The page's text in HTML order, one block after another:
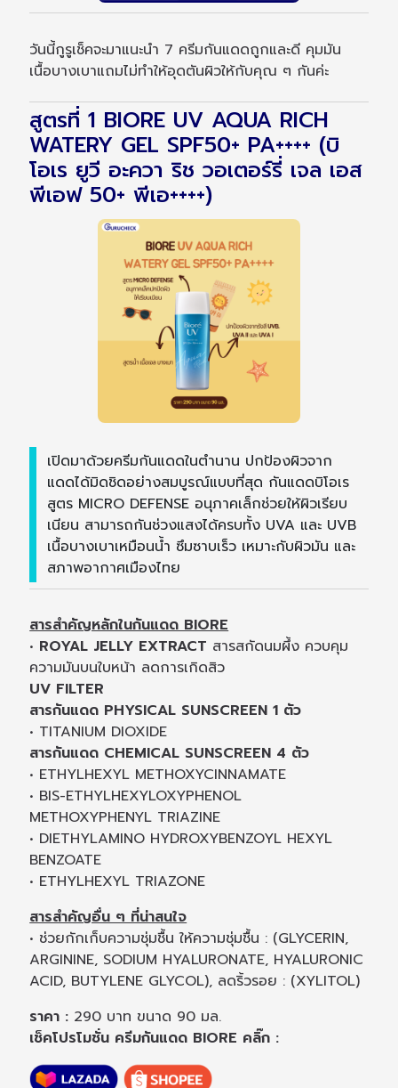
วันนี้กูรูเช็คจะมาแนะนำ 7 ครีมกันแดดถูกและดี คุมมัน
เนื้อบางเบาแถมไม่ทำให้อุดตันผิวให้กับคุณ ๆ กันค่ะ
สูตรที่ 1 BIORE UV AQUA RICH
WATERY GEL SPF50+ PA++++ (บิ
โอเร ยูวี อะควา ริช วอเตอร์รี่ เจล เอส
พีเอฟ 50+ พีเอ++++)
เปิดมาด้วยครีมกันแดดในตำนาน ปกป้องผิวจาก
แดดได้มิดชิดอย่างสมบูรณ์แบบที่สุด กันแดดบิโอเร
สูตร MICRO DEFENSE อนุภาคเล็กช่วยให้ผิวเรียบ
เนียน สามารถกันช่วงแสงได้ครบทั้ง UVA และ UVB
เนื้อบางเบาเหมือนน้ำ ซึมซาบเร็ว เหมาะกับผิวมัน และ
สภาพอากาศเมืองไทย
สารสำคัญหลักในกันแดด BIORE
• ROYAL JELLY EXTRACT สารสกัดนมผึ้ง ควบคุม
ความมันบนใบหน้า ลดการเกิดสิว
UV FILTER
สารกันแดด PHYSICAL SUNSCREEN 1 ตัว
• TITANIUM DIOXIDE
สารกันแดด CHEMICAL SUNSCREEN 4 ตัว
• ETHYLHEXYL METHOXYCINNAMATE
• BIS-ETHYLHEXYLOXYPHENOL
METHOXYPHENYL TRIAZINE
• DIETHYLAMINO HYDROXYBENZOYL HEXYL
BENZOATE
• ETHYLHEXYL TRIAZONE
สารสำคัญอื่น ๆ ที่น่าสนใจ
• ช่วยกักเก็บความชุ่มชื้น ให้ความชุ่มชื้น : (GLYCERIN,
ARGININE, SODIUM HYALURONATE, HYALURONIC
ACID, BUTYLENE GLYCOL), ลดริ้วรอย : (XYLITOL)
ราคา : 290 บาท ขนาด 90 มล.
เช็คโปรโมชั่น ครีมกันแดด BIORE คลิ๊ก :